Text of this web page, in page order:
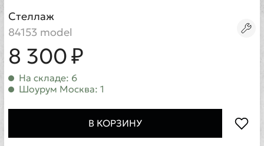
Стеллаж
84153 model
8 300 ₽
На складе: 6
Шоурум Москва: 1
В КОРЗИНУ